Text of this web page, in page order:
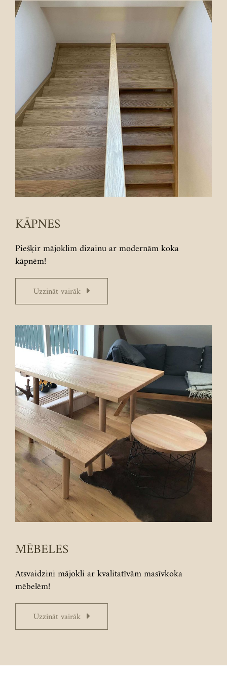
KĀPNES
Piešķir mājoklim dizainu ar modernām koka
kāpnēm!
Uzzināt vairāk
MĒBELES
Atsvaidzini mājokli ar kvalitatīvām masīvkoka
mēbelēm!
Uzzināt vairāk